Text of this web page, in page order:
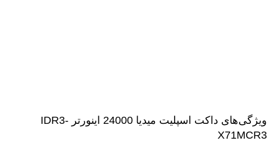
ویژگی‌های داکت اسپلیت میدیا 24000 اینورتر IDR3-
X71MCR3